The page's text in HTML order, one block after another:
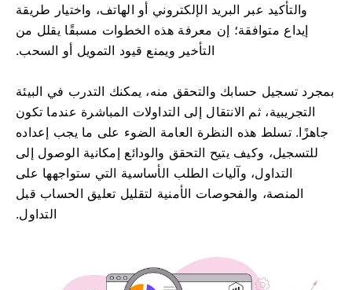
والتأكيد عبر البريد الإلكتروني أو الهاتف، واختيار طريقة
إيداع متوافقة؛ إن معرفة هذه الخطوات مسبقًا يقلل من
التأخير ويمنع قيود التمويل أو السحب.
بمجرد تسجيل حسابك والتحقق منه، يمكنك التدرب في البيئة
التجريبية، ثم الانتقال إلى التداولات المباشرة عندما تكون
جاهزًا. تسلط هذه النظرة العامة الضوء على ما يجب إعداده
للتسجيل، وكيف يتيح التحقق والودائع إمكانية الوصول إلى
التداول، وآليات الطلب الأساسية التي ستواجهها على
المنصة، والفحوصات الأمنية لتقليل تعليق الحساب قبل
التداول.